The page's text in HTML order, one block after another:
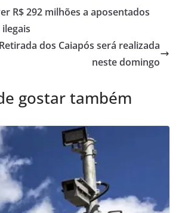
R$ 292 milhões a aposentados
dos Caiapós será realizada
neste domingo
gostar também